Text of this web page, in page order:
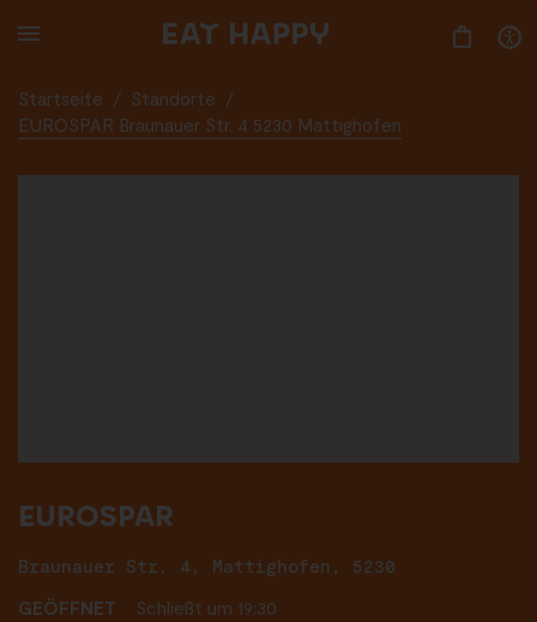
TO
Startseite / Standorte
/
EUROSPAR Braunauer Str. 4 5230 Mattighofen
EUROSPAR
Braunauer Str. 4, Mattighofen, 5230
GEÖFFNET
Schließt um 19:30